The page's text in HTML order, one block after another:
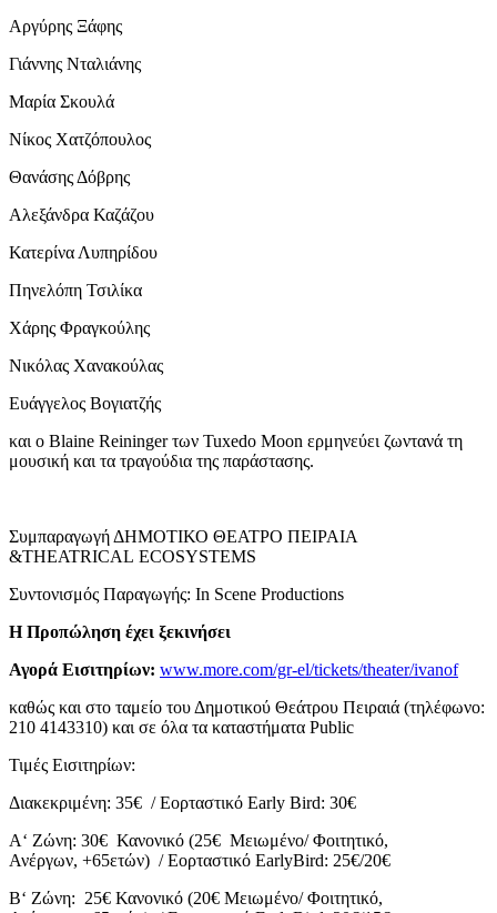
Αργύρης Ξάφης
Γιάννης Νταλιάνης
Μαρία Σκουλά
Νίκος Χατζόπουλος
Θανάσης Δόβρης
Αλεξάνδρα Καζάζου
Κατερίνα Λυπηρίδου
Πηνελόπη Τσιλίκα
Χάρης Φραγκούλης
Νικόλας Χανακούλας
Ευάγγελος Βογιατζής
και ο Blaine Reiningerτων Tuxedo Moon ερμηνεύει ζωντανά τη
μουσική και τα τραγούδια της παράστασης.
Συμπαραγωγή ΔΗΜΟΤΙΚΟ ΘΕΑΤΡΟ ΠΕΙΡΑΙΑ
&THEATRICAL ECOSYSTEMS
Συντονισμός Παραγωγής: In Scene Productions
H Προπώληση έχει ξεκινήσει
Αγορά Εισιτηρίων: www.more.com/gr-el/tickets/theater/ivanof
καθώς και στο ταμείο του Δημοτικού Θεάτρου Πειραιά (τηλέφωνο:
210 4143310) και σε όλα τα καταστήματα Public
Τιμές Εισιτηρίων:
Διακεκριμένη: 35€ / Εορταστικό Early Bird: 30€
Α‘ Ζώνη: 30€ Κανονικό (25€ Μειωμένο/ Φοιτητικό,
Ανέργων, +65ετών) / Εορταστικό EarlyBird: 25€/20€
Β‘ Ζώνη: 25€ Κανονικό (20€ Μειωμένο/ Φοιτητικό,